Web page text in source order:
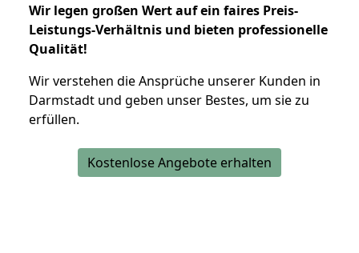
Wir legen großen Wert auf ein faires Preis-
Leistungs-Verhältnis und bieten professionelle
Qualität!
Wir verstehen die Ansprüche unserer Kunden in
Darmstadt und geben unser Bestes, um sie zu
erfüllen.
Kostenlose Angebote erhalten